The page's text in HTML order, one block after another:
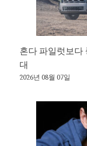
혼다 파일럿보다
대
2026년 08월 07일